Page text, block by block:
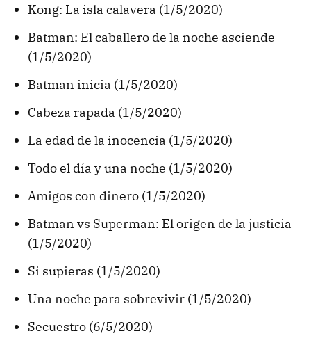
Kong: La isla calavera (1/5/2020)
Batman: El caballero de la noche asciende
(1/5/2020)
Batman inicia (1/5/2020)
Cabeza rapada (1/5/2020)
La edad de la inocencia (1/5/2020)
Todo el día y una noche (1/5/2020)
Amigos con dinero (1/5/2020)
Batman vs Superman: El origen de la justicia
(1/5/2020)
Si supieras (1/5/2020)
Una noche para sobrevivir (1/5/2020)
Secuestro (6/5/2020)